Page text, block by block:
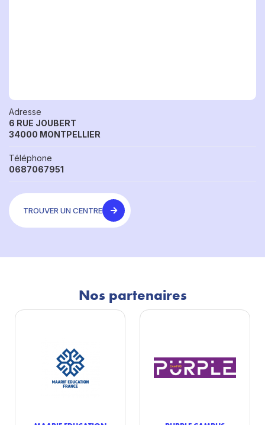
Adresse
6 RUE JOUBERT
34000 MONTPELLIER
Téléphone
0687067951
TROUVER UN CENTRE
Nos partenaires